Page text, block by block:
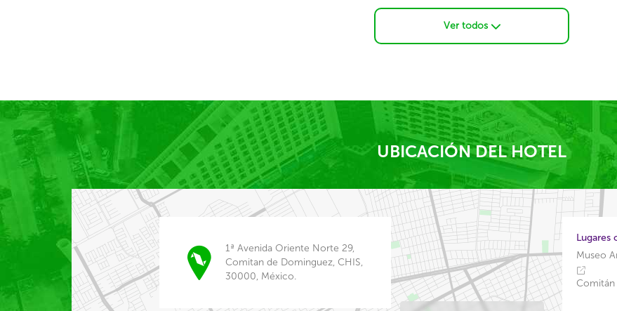
Ver todos
UBICACIÓN DEL HOTEL
1ª Avenida Oriente Norte 29,
Comitan de Dominguez, CHIS,
30000, México.
Lugares
Museo
Comitán